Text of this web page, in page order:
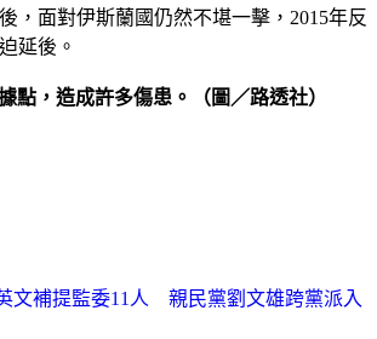
，面對伊斯蘭國仍然不堪一擊，2015年反
延後。
點，造成許多傷患。（圖／路透社）
文補提監委11人 親民黨劉文雄跨黨派入